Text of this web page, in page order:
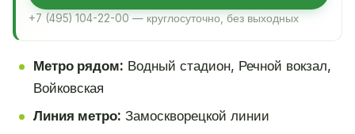
+7 (495) 104-22-00 — круглосуточно, без выходных
Метро рядом: Водный стадион, Речной вокзал,
Войковская
Линия метро: Замоскворецкой линии